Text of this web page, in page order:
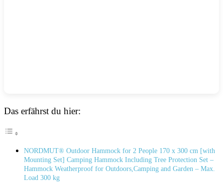
Das erfährst du hier:
NORDMUT® Outdoor Hammock for 2 People 170 x 300 cm [with
Mounting Set] Camping Hammock Including Tree Protection Set –
Hammock⁢ Weatherproof for Outdoors,Camping and Garden – Max.
Load 300 kg